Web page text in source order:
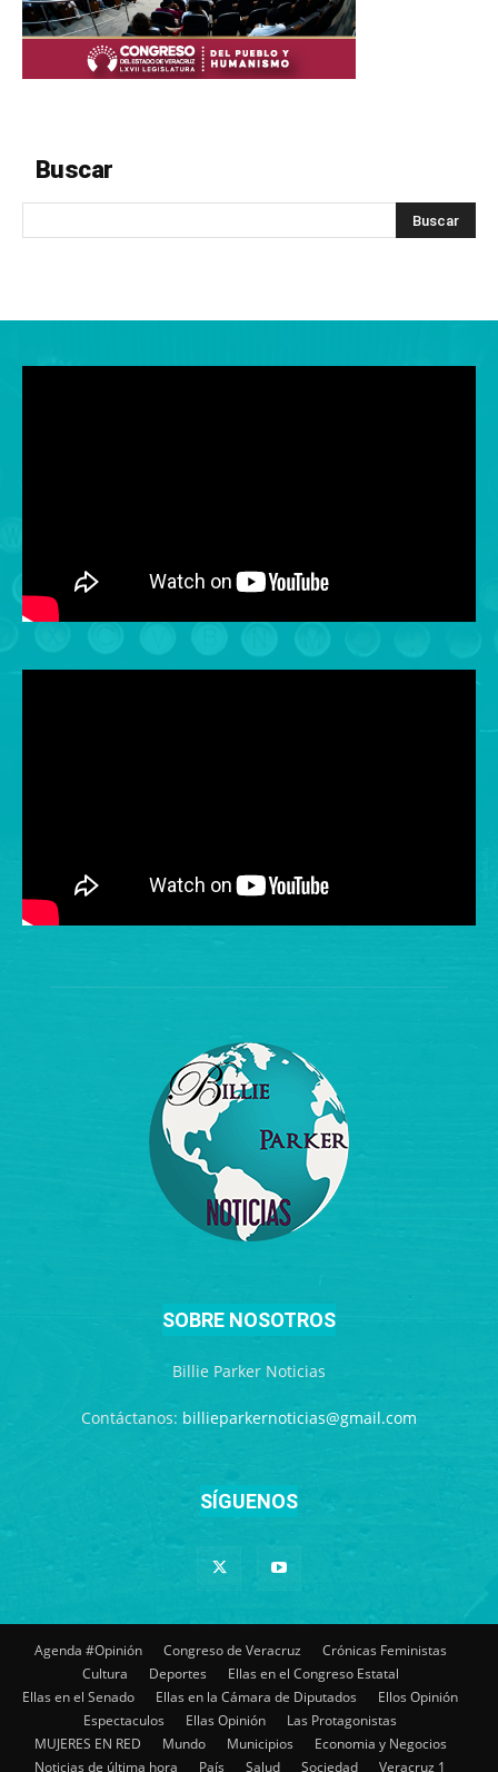
Buscar
SOBRE NOSOTROS
Billie Parker Noticias
Contáctanos: billieparkernoticias@gmail.com
SÍGUENOS
Agenda #Opinión Congreso de Veracruz
Crónicas Feministas
Cultura
Deportes
Ellas en el Congreso Estatal
Ellas en el Senado
Ellas en la Cámara de Diputados
Ellos Opinión
Espectaculos
Ellas Opinión
Las Protagonistas
MUJERES EN RED
Mundo Municipios
Economia y Negocios
Noticias de última hora
País Salud Sociedad Veracruz 1